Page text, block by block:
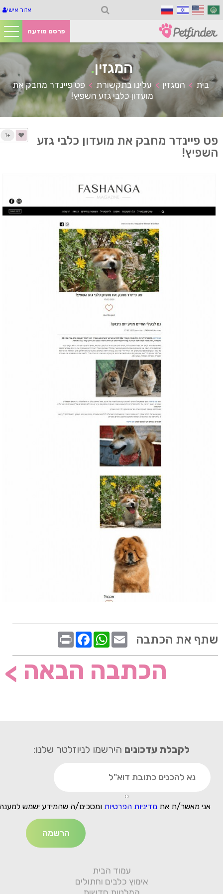
אזור אישי
פרסם מודעה
המגזין.
בית > המגזין > עלינו בתקשורת > פט פיינדר מחבק את
מועדון כלבי גזע השפיץ!
+1
פט פיינדר מחבק את מועדון כלבי גזע
השפיץ!
שתף את הכתבה
הכתבה הבאה >
לקבלת עדכונים הירשמו לניוזלטר שלנו:
אני מאשר/ת את מדיניות הפרטיות ומסכים/ה שהמידע ישמש
עמוד הבית
אימוץ כלבים וחתולים